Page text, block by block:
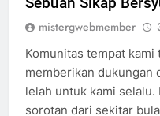
Sebuah Sikap
Komunitas tempat
memberikan dukungan
lelah untuk kami